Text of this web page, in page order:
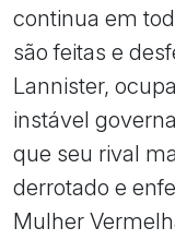
continua em
são feitas e
Lannister,
instável
que seu rival
derrotado e
Mulher